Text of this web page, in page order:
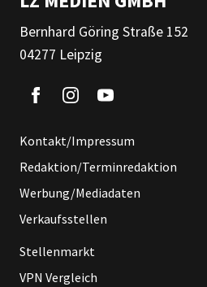
Bernhard Göring Straße 152
04277 Leipzig
Kontakt/Impressum
Redaktion/Terminredaktion
Werbung/Mediadaten
Verkaufsstellen
Stellenmarkt
VPN Vergleich